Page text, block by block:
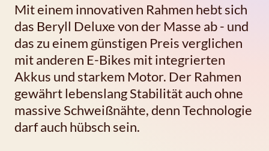
Mit einem innovativen Rahmen hebt sich
das Beryll Deluxe von der Masse ab - und
das zu einem günstigen Preis verglichen
mit anderen E-Bikes mit integrierten
Akkus und starkem Motor. Der Rahmen
gewährt lebenslang Stabilität auch ohne
massive Schweißnähte, denn Technologie
darf auch hübsch sein.